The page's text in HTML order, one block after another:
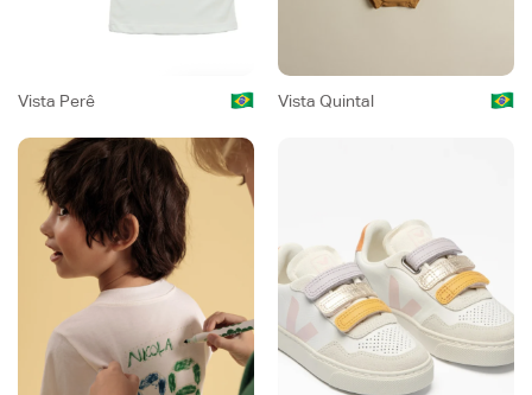
Vista Perê Vista Quintal